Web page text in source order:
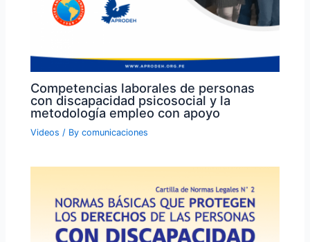
Competencias laborales de personas
con discapacidad psicosocial y la
metodología empleo con apoyo
Videos / Bycomunicaciones